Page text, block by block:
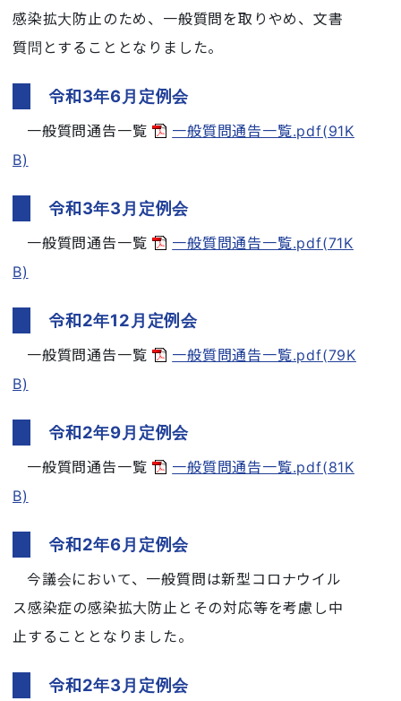
感染拡大防止のため、一般質問を取りやめ、文書
質問とすることとなりました。
令和3年6月定例会
一般質問通告一覧
一般質問通告一覧.pdf(91K
B)
令和3年3月定例会
一般質問通告一覧
一般質問通告一覧.pdf(71K
B)
令和2年12月定例会
一般質問通告一覧
一般質問通告一覧.pdf(79K
B)
令和2年9月定例会
一般質問通告一覧
一般質問通告一覧.pdf(81K
B)
令和2年6月定例会
今議会において、一般質問は新型コロナウイル
ス感染症の感染拡大防止とその対応等を考慮し中
止することとなりました。
令和2年3月定例会